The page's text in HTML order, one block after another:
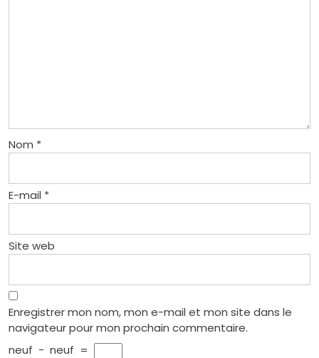
Nom *
E-mail *
Site web
Enregistrer mon nom, mon e-mail et mon site dans le
navigateur pour mon prochain commentaire.
neuf − neuf =